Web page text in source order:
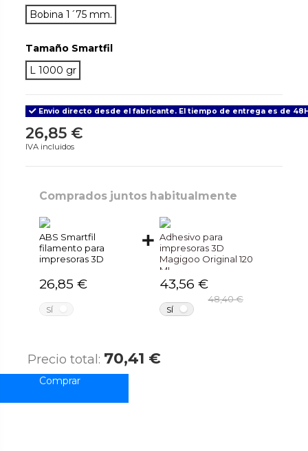
Bobina 1´75 mm.
Tamaño Smartfil
L 1000 gr
Envio directo desde el fabricante. El tiempo de entrega es de
26,85 €
IVA incluidos
Comprados juntos habitualmente
ABS Smartfil
filamento para
impresoras 3D
26,85 €
SÍ
Adhesivo para
impresoras 3D
Magigoo Original 120
ML
43,56 €
48,40 €
SÍ
Precio total: 70,41 €